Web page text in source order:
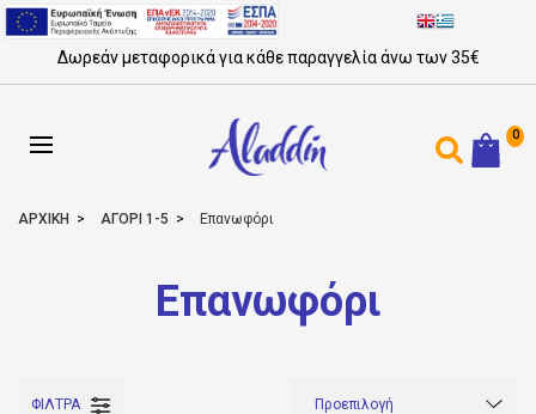
Δωρεάν μεταφορικά για κάθε παραγγελία άνω των 35€
0
ΑΡΧΙΚΗ ΑΓΟΡΙ 1-5 Επανωφόρι
Επανωφόρι
ΦΙΛΤΡΑ